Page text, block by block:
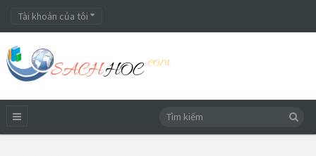
Tài khoản của tôi